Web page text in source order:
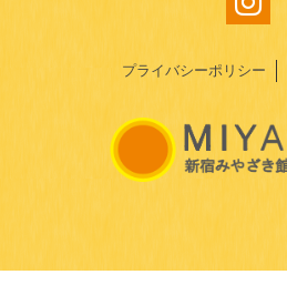
プライバシーポリシー